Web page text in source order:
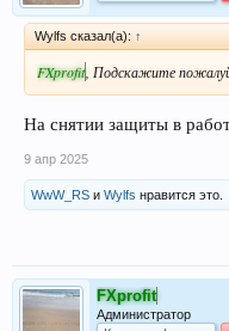
Wylfs сказал(а): ↑
FXprofit, Подскажите
На снятии защиты в
9 апр 2025
WwW_RS и Wylfs нравится это.
FXprofit
Администратор